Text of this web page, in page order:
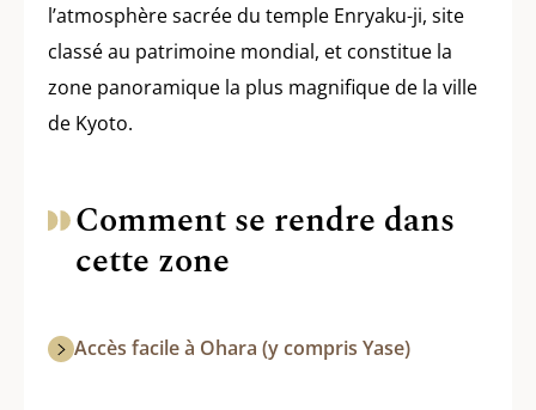
l’atmosphère sacrée du temple Enryaku-ji, site
classé au patrimoine mondial, et constitue la
zone panoramique la plus magnifique de la ville
de Kyoto.
Comment se rendre dans
cette zone
Accès facile à Ohara (y compris Yase)